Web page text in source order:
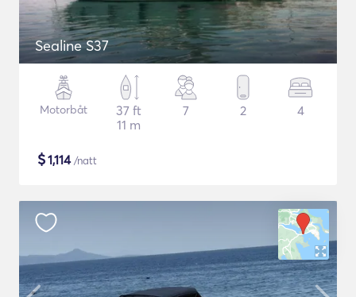
Sealine S37
Motorbåt
37 ft
11 m
7 2 4
$1,114/natt